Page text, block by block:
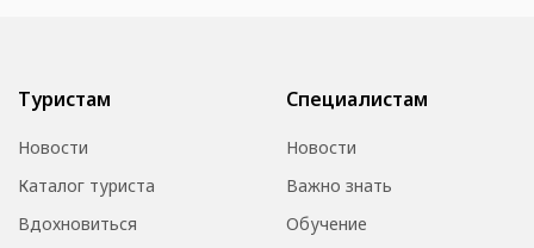
Туристам
Новости
Каталог туриста
Вдохновиться
Специалистам
Новости
Важно знать
Обучение